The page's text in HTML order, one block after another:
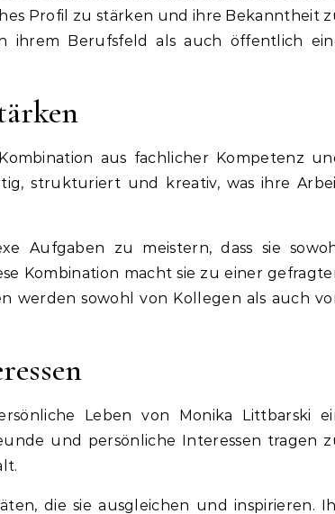
Profil zu stärken und ihre Bekanntheit
ihrem Berufsfeld als auch öffentlich
aus fachlicher Kompetenz
strukturiert und kreativ, was ihre
Aufgaben zu meistern, dass sie
Kombination macht sie zu einer
werden sowohl von Kollegen als auch
Leben von Monika Littbarski
und persönliche Interessen tragen
die sie ausgleichen und inspirieren.